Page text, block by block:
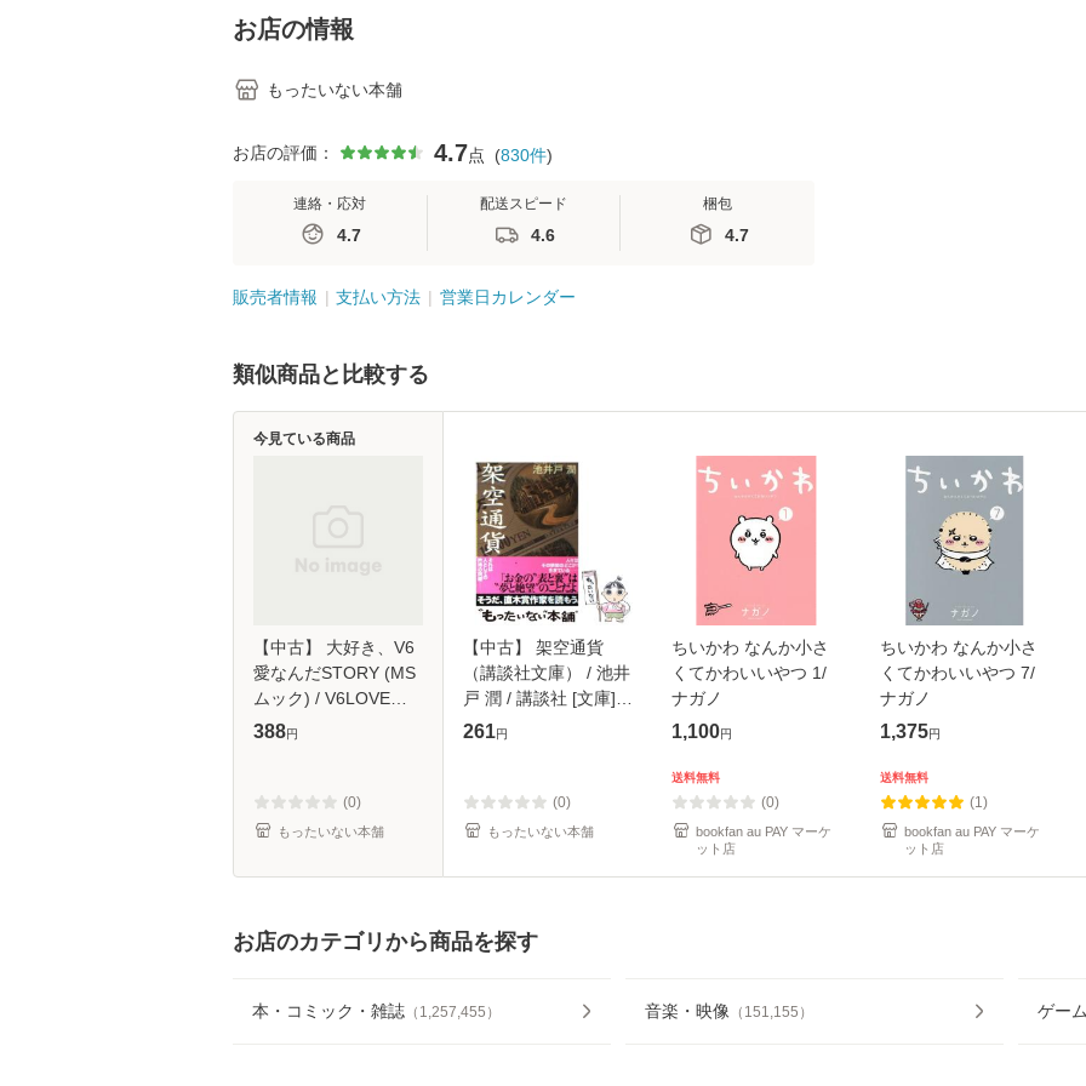
堂 [単行
お店の情報
もったいない本舗
お店の評価： 4.7点 (830件)
連絡・応対
4.7
配送スピード
4.6
梱包
4.7
販売者情報 支払い方法 営業日カレンダー
類似商品と比較する
【中古】 大好き、V6
愛なんだSTORY (MS
ムック) / V6LOVE研
究会 / メディアソフト
388円
(0)
もったいない本舗
今見ている商品
【中古】 架空通貨
（講談社文庫） / 池井
戸 潤 / 講談社 [文庫]
【メール便送料無料】
261円
(0)
もったいない本舗
ちいかわ なんか小さ
くてかわいいやつ 1/
ナガノ
1,100円
送料無料
(0)
bookfan au PAY マーケ
ット店
ちいかわ なんか小さ
くてかわいいやつ 7/
ナガノ
1,375円
送料無料
(1)
bookfan au PAY マーケ
ット店
お店のカテゴリから商品を探す
本・コミック・雑誌 （ 1,257,455 ） 音楽・映像 （ 151,155 ） ゲー